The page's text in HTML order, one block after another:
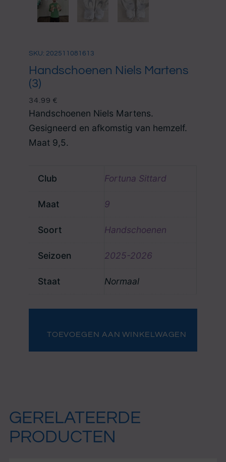
SKU: 202511081613
Handschoenen Niels Martens
(3)
34.99 €
Handschoenen Niels Martens.
Gesigneerd en afkomstig van hemzelf.
Maat 9,5.
Club Fortuna Sittard
Maat 9
Soort Handschoenen
Seizoen 2025-2026
Staat Normaal
Martens
aantal
TOEVOEGEN AAN WINKELWAGEN
GERELATEERDE
PRODUCTEN